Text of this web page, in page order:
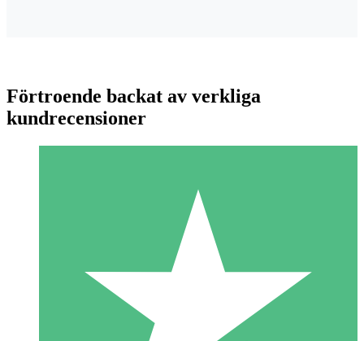
Individuella Kreditpaket
Betala per användning med nedladdningskrediter. Inget
1 Nedladdningar
Förtroende backat av verkliga
kundrecensioner